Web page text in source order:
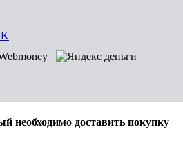
необходимо доставить покупку